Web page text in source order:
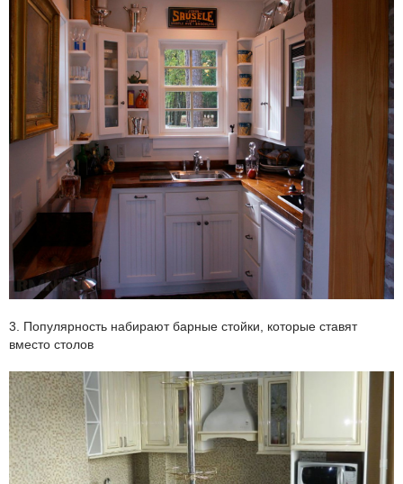
3. Популярность набирают барные стойки, которые ставят
вместо столов